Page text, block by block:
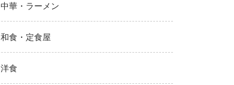
中華・ラーメン
和食・定食屋
洋食